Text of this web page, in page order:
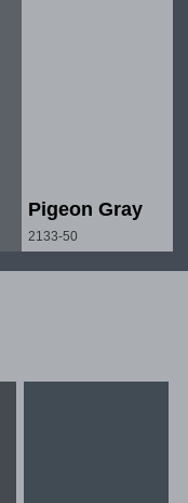
Pigeon Gray
2133-50